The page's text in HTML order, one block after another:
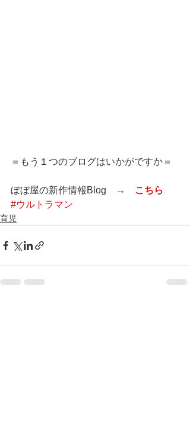
＝もう１つのブログはいかがですか＝
ぼぼ屋の新作情報Blog　→
こちら
#ウルトラマン
育児